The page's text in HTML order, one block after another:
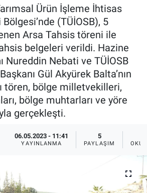
Ürün İşleme İhtisas
(TÜİOSB), 5
Arsa Tahsis töreni ile
belgeleri verildi. Hazine
Nureddin Nebati ve TÜİOSB
Gül Akyürek Balta’nın
tören, bölge milletvekilleri,
bölge muhtarları ve yöre
gerçekleşti.
06.05.2023 - 11:41
YAYINLANMA
5
PAYLAŞIM